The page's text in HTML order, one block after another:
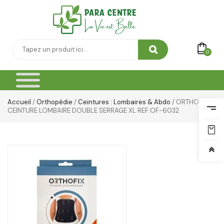
0
Accueil / Orthopédie /Ceintures : Lombaires & Abdo / ORTHOFIX
CEINTURE LOMBAIRE DOUBLE SERRAGE XL REF:OF-6032
SOIN DE CORPS
Toilette & Soin Bébé